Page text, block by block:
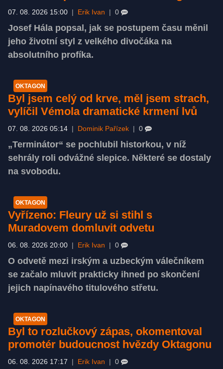
07. 08. 2026 15:00 Erik Ivan 0
Josef Hála popsal, jak se postupem času měnil
jeho životní styl z velkého divočáka na
absolutního profíka.
OKTAGON
Byl jsem celý od krve, měl jsem strach,
vylíčil Vémola dramatické krmení lvů
07. 08. 2026 05:14 Dominik Pařízek 0
„Terminátor“ se pochlubil historkou, v níž
sehrály roli odvážné slepice. Některé se dostaly
na svobodu.
OKTAGON
Vyřízeno: Fleury už si stihl s
Muradovem domluvit odvetu
06. 08. 2026 20:00 Erik Ivan 0
O odvetě mezi irským a uzbeckým válečníkem
se začalo mluvit prakticky ihned po skončení
jejich napínavého titulového střetu.
OKTAGON
Byl to rozlučkový zápas, okomentoval
promotér budoucnost hvězdy Oktagonu
06. 08. 2026 17:17 Erik Ivan 0